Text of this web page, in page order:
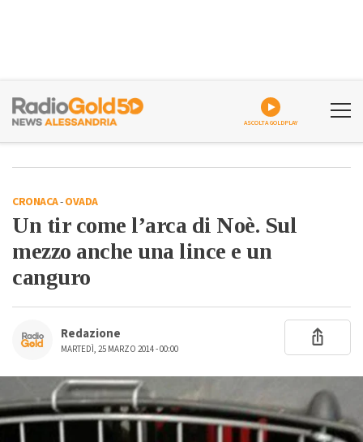
ASCOLTA GOLDPLAY
CRONACA-OVADA
Un tir come l’arca di Noè. Sul
mezzo anche una lince e un
canguro
Redazione
MARTEDÌ, 25 MARZO 2014 - 00:00